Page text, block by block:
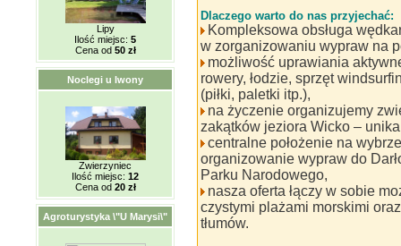
Lipy
Ilość miejsc: 5
Cena od 50 zł
Noclegi u Iwony
Zwierzyniec
Ilość miejsc: 12
Cena od 20 zł
Agroturystyka \"U Marysi\"
Dlaczego warto do nas przyjechać:
Kompleksowa obsługa
w zorganizowaniu wypraw na
możliwość uprawiania
rowery, łodzie, sprzęt
(piłki, paletki itp.),
na życzenie organizujemy
zakątków jeziora Wicko –
centralne położenie na
organizowanie wypraw do
Parku Narodowego,
nasza oferta łączy w sobie
czystymi plażami morskimi
tłumów.